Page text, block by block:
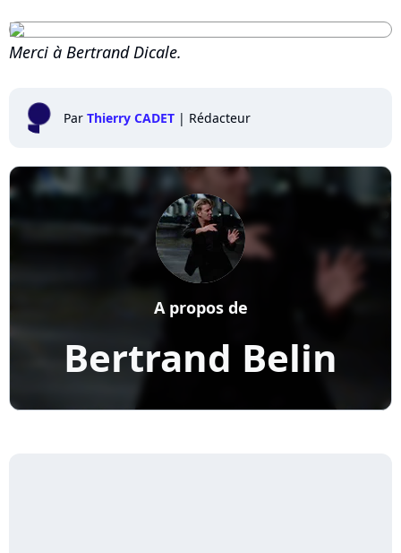
Merci à Bertrand Dicale.
Par Thierry CADET | Rédacteur
Bertrand Belin
A propos de